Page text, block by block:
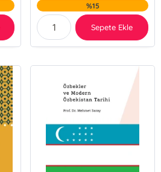
%15
Sepete Ekle